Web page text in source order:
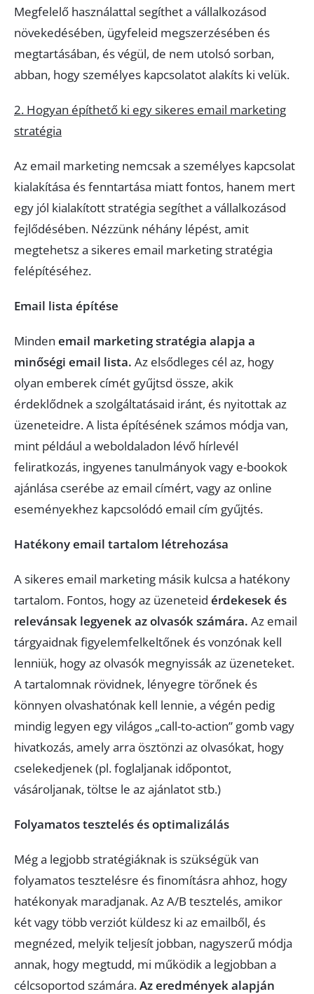
Megfelelő használattal segíthet a vállalkozásod
növekedésében, ügyfeleid megszerzésében és
megtartásában, és végül, de nem utolsó sorban,
abban, hogy személyes kapcsolatot alakíts ki velük.
2. Hogyan építhető ki egy sikeres email marketing
stratégia
Az email marketing nemcsak a személyes kapcsolat
kialakítása és fenntartása miatt fontos, hanem mert
egy jól kialakított stratégia segíthet a vállalkozásod
fejlődésében. Nézzünk néhány lépést, amit
megtehetsz a sikeres email marketing stratégia
felépítéséhez.
Email lista építése
Minden email marketing stratégia alapja a
minőségi email lista. Az elsődleges cél az, hogy
olyan emberek címét gyűjtsd össze, akik
érdeklődnek a szolgáltatásaid iránt, és nyitottak az
üzeneteidre. A lista építésének számos módja van,
mint például a weboldaladon lévő hírlevél
feliratkozás, ingyenes tanulmányok vagy e-bookok
ajánlása cserébe az email címért, vagy az online
eseményekhez kapcsolódó email cím gyűjtés.
Hatékony email tartalom létrehozása
A sikeres email marketing másik kulcsa a hatékony
tartalom. Fontos, hogy az üzeneteid érdekesek és
relevánsak legyenek az olvasók számára. Az email
tárgyaidnak figyelemfelkeltőnek és vonzónak kell
lenniük, hogy az olvasók megnyissák az üzeneteket.
A tartalomnak rövidnek, lényegre törőnek és
könnyen olvashatónak kell lennie, a végén pedig
mindig legyen egy világos „call-to-action” gomb vagy
hivatkozás, amely arra ösztönzi az olvasókat, hogy
cselekedjenek (pl. foglaljanak időpontot,
vásároljanak, töltse le az ajánlatot stb.)
Folyamatos tesztelés és optimalizálás
Még a legjobb stratégiáknak is szükségük van
folyamatos tesztelésre és finomításra ahhoz, hogy
hatékonyak maradjanak. Az A/B tesztelés, amikor
két vagy több verziót küldesz ki az emailből, és
megnézed, melyik teljesít jobban, nagyszerű módja
annak, hogy megtudd, mi működik a legjobban a
célcsoportod számára.Az eredmények alapján